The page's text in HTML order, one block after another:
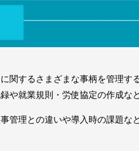
関するさまざまな事柄を管理す
や就業規則・労使協定の作成な
管理との違いや導入時の課題な